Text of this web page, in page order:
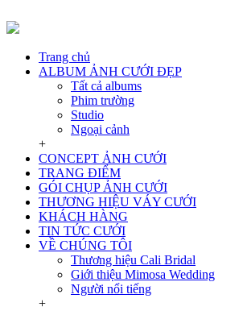
Trang chủ
ALBUM ẢNH CƯỚI ĐẸP
Tất cả albums
Phim trường
Studio
Ngoại cảnh
+
CONCEPT ẢNH CƯỚI
TRANG ĐIỂM
GÓI CHỤP ẢNH CƯỚI
THƯƠNG HIỆU VÁY CƯỚI
KHÁCH HÀNG
TIN TỨC CƯỚI
VỀ CHÚNG TÔI
Thương hiệu Cali Bridal
Giới thiệu Mimosa Wedding
Người nổi tiếng
+